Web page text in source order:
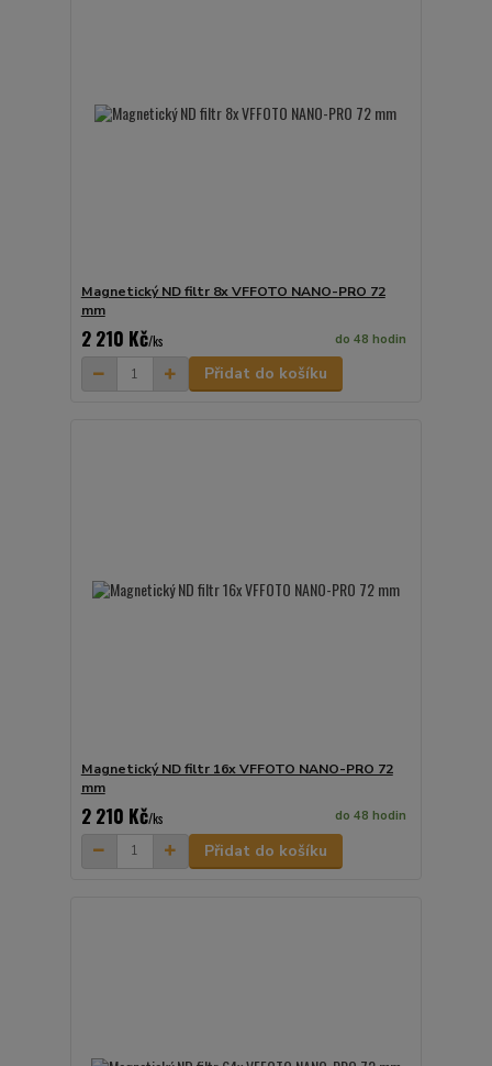
Magnetický ND filtr 8x VFFOTO NANO-PRO 72
mm
2 210 Kč/ks do 48 hodin
Přidat do košíku
Magnetický ND filtr 16x VFFOTO NANO-PRO 72
mm
2 210 Kč/ks do 48 hodin
Přidat do košíku